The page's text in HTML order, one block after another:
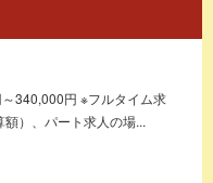
340,000円 ※フルタイム求
額）、パート求人の場...